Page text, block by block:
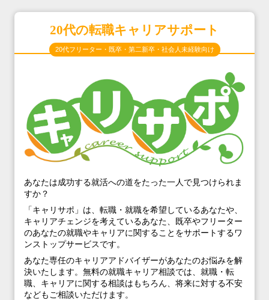
20代の転職キャリアサポート
20代フリーター・既卒・第二新卒・社会人未経験向け
あなたは成功する就活への道をたった一人で見つけられま
すか？
「キャリサポ」は、転職・就職を希望しているあなたや、
キャリアチェンジを考えているあなた、既卒やフリーター
のあなたの就職やキャリアに関することをサポートするワ
ンストップサービスです。
あなた専任のキャリアアドバイザーがあなたのお悩みを解
決いたします。無料の就職キャリア相談では、就職・転
職、キャリアに関する相談はもちろん、将来に対する不安
などもご相談いただけます。